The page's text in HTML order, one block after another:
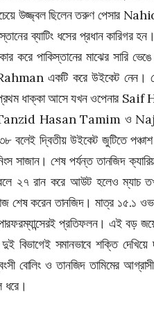
উজ্জ্বল ছিলেন তরুণ পেসার
ব্যাটিং ধসের প্রধান কারিগর হন।
করে পাকিস্তানের মাঝের সারি
একটি করে উইকেট নেন।
ধাক্কা আসে যখন ওপেনার Saif
Hasan Tamimও
৩৮ বলেই দ্বিতীয় উইকেট জুটিতে
সাজান। শেষ পর্যন্ত তানজিদ
২৭ রান করে আউট হলেও ম্যাচ তখন
শেষ করেন তানজিদ। মাত্র ১৫.১
প্রতিফলন। এই বড়
বিভাগেই সমানভাবে শক্তি
বোলিং ও তানজিদ তামিমের
ধরে।